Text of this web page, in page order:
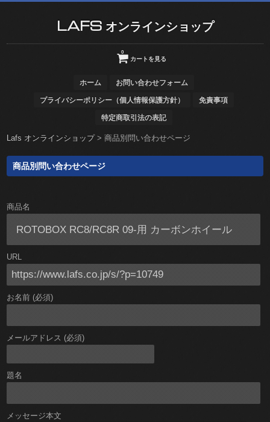
LAFS オンラインショップ
カートを見る
0
ホーム お問い合わせフォーム
プライバシーポリシー（個人情報保護方針） 免責事項
特定商取引法の表記
Lafs オンラインショップ>商品別問い合わせページ
商品別問い合わせページ
商品名
URL
お名前 (必須)
メールアドレス (必須)
題名
メッセージ本文